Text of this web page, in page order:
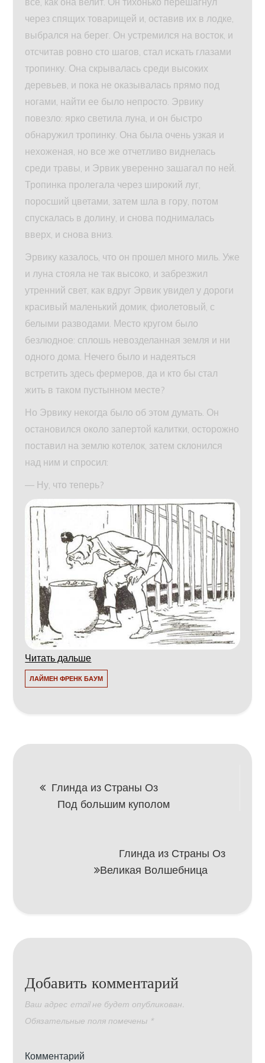
через спящих товарищей и, оставив их в лодке,
выбрался на берег. Он устремился на восток, и
отсчитав ровно сто шагов, стал искать глазами
тропинку. Она скрывалась среди высоких
деревьев, и пока не оказывалась прямо под
ногами, найти ее было непросто. Эрвику
повезло: ярко светила луна, и он быстро
обнаружил тропинку. Она была очень узкая и
нехоженая, но все же отчетливо виднелась
среди травы, и Эрвик уверенно зашагал по ней.
Тропинка пролегала через широкий луг,
поросший цветами, затем шла в гору, потом
спускалась в долину, и снова поднималась
вверх, и снова вниз.
Эрвику казалось, что он прошел много миль. Уже
и луна стояла не так высоко, и забрезжил
утренний свет, как вдруг Эрвик увидел у дороги
красивый маленький домик, фиолетовый, с
белыми разводами. Место кругом было
безлюдное: сплошь невозделанная земля и ни
одного дома. Нечего было и надеяться
встретить здесь фермеров, да и кто бы стал
жить в таком пустынном месте?
Но Эрвику некогда было об этом думать. Он
остановился около запертой калитки, осторожно
поставил на землю котелок, затем склонился
над ним и спросил:
— Ну, что теперь?
Читать дальше
ЛАЙМЕН ФРЕНК БАУМ
Навигация
Глинда из Страны Оз
Под большим куполом
Глинда из Страны Оз
Великая Волшебница
Добавить комментарий
Ваш адрес email не будет опубликован.
Обязательные поля помечены *
Комментарий